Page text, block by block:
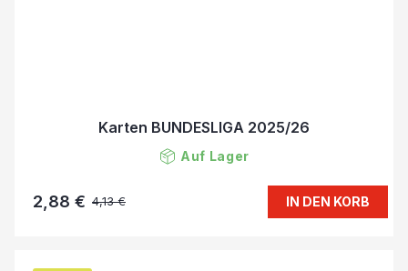
Karten BUNDESLIGA 2025/26
Auf Lager
4,13 €
2,88 € IN DEN KORB